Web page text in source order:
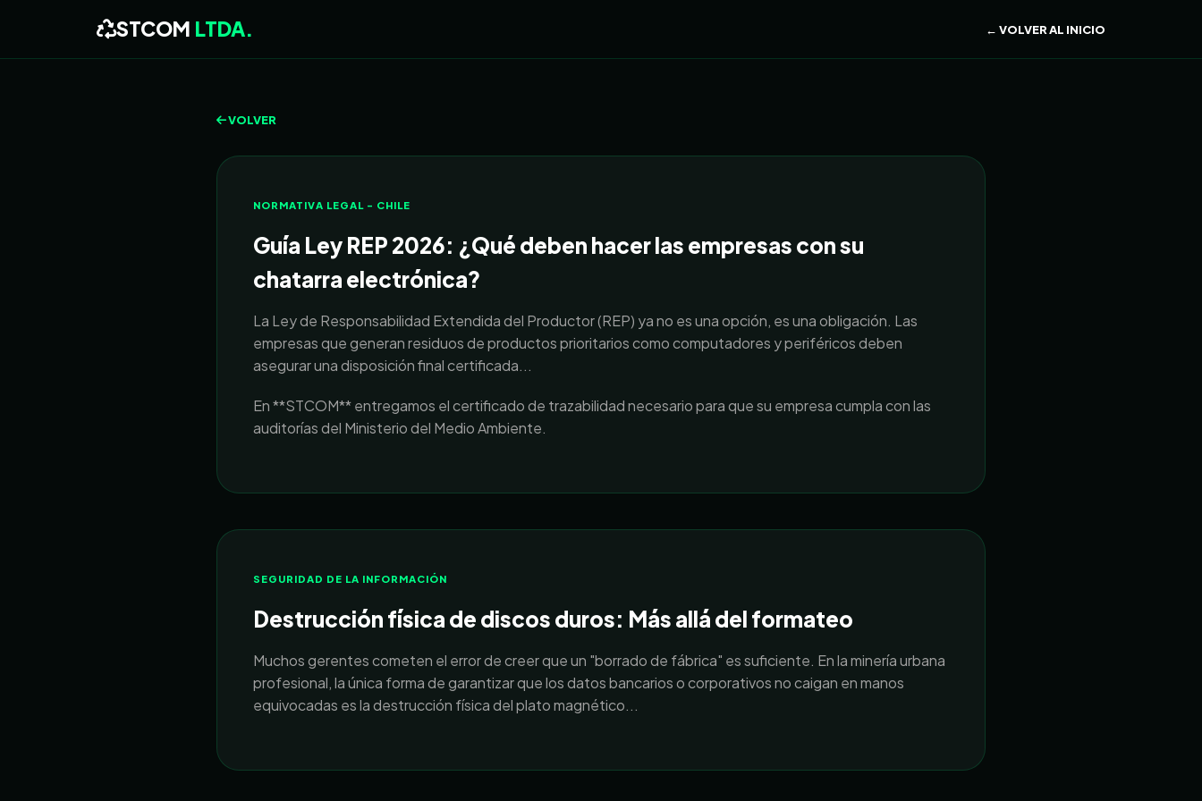
STCOM LTDA. ← VOLVER AL INICIO
VOLVER
NORMATIVA LEGAL - CHILE
Guía Ley REP 2026: ¿Qué deben hacer las empresas con su
chatarra electrónica?
La Ley de Responsabilidad Extendida del Productor (REP) ya no es una opción, es una obligación. Las
empresas que generan residuos de productos prioritarios como computadores y periféricos deben
asegurar una disposición final certificada...
En **STCOM** entregamos el certificado de trazabilidad necesario para que su empresa cumpla con las
auditorías del Ministerio del Medio Ambiente.
SEGURIDAD DE LA INFORMACIÓN
Destrucción física de discos duros: Más allá del formateo
Muchos gerentes cometen el error de creer que un "borrado de fábrica" es suficiente. En la minería urbana
profesional, la única forma de garantizar que los datos bancarios o corporativos no caigan en manos
equivocadas es la destrucción física del plato magnético...